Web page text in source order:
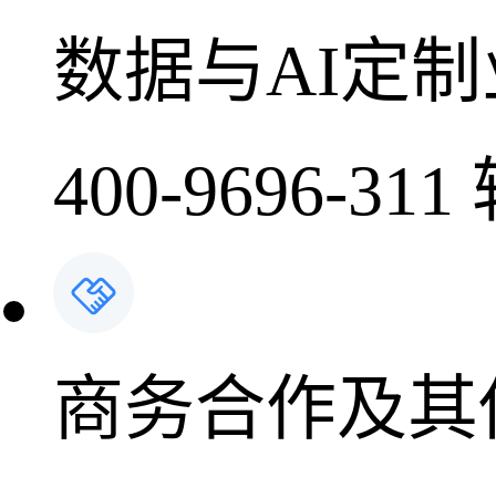
数据与AI定
400-9696-311
商务合作及